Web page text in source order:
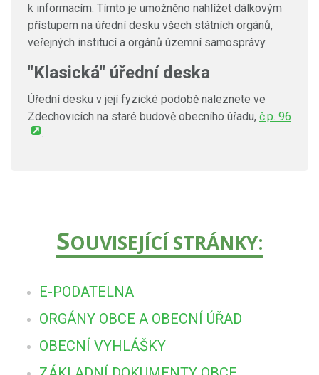
k informacím. Tímto je umožněno nahlížet dálkovým
přístupem na úřední desku všech státních orgánů,
veřejných institucí a orgánů územní samosprávy.
"Klasická" úřední deska
Úřední desku v její fyzické podobě naleznete ve
Zdechovicích na staré budově obecního úřadu, č.p. 96
.
SOUVISEJÍCÍ STRÁNKY:
E-PODATELNA
ORGÁNY OBCE A OBECNÍ ÚŘAD
OBECNÍ VYHLÁŠKY